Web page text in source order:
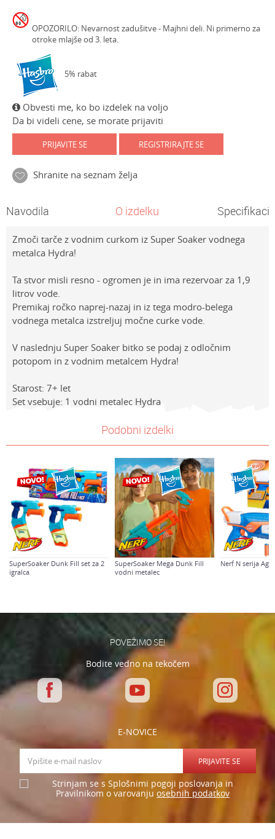
OPOZORILO: Nevarnost zadušitve - Majhni deli. Ni primerno za
otroke mlajše od 3. leta.
5% rabat
Obvesti me, ko bo izdelek na voljo
Da bi videli cene, se morate prijaviti
PRIJAVITE SE REGISTRIRAJTE SE
Shranite na seznam želja
Navodila O izdelku
Zmoči tarče z vodnim curkom iz Super Soaker vodnega
metalca Hydra!
Ta stvor misli resno - ogromen je in ima rezervoar za 1,9
litrov vode.
Premikaj ročko naprej-nazaj in iz tega modro-belega
vodnega metalca izstreljuj močne curke vode.
V naslednju Super Soaker bitko se podaj z odločnim
potopom in z vodnim metalcem Hydra!
Starost: 7+ let
Set vsebuje: 1 vodni metalec Hydra
METALCI, ISTRELJEVALCI IN MEČI
Supersoaker
Spol
Dečki
Starost
7-8 let
Sporočilo
POŠLJI
Prenesi navodila za uporabo
Podobni izdelki
SuperSoaker Dunk Fill set za 2
igralca
SuperSoaker Mega Dunk Fill
vodni metalec
Nerf N serija
POVEŽIMO SE!
Bodite vedno na tekočem
E-NOVICE
PRIJAVITE SE
Strinjam se s Splošnimi pogoji poslovanja in
Pravilnikom o varovanju osebnih podatkov